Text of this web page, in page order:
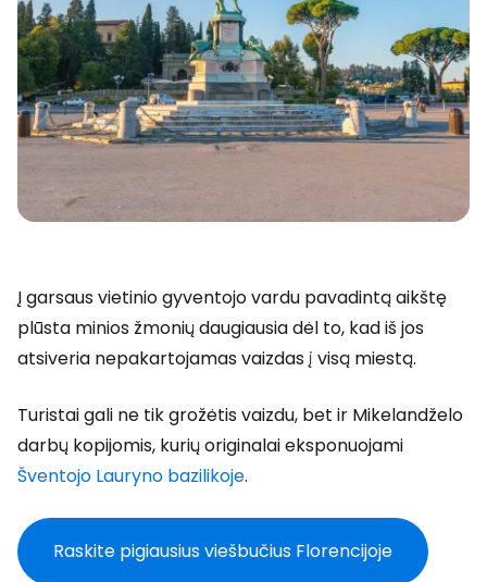
Į garsaus vietinio gyventojo vardu pavadintą aikštę
plūsta minios žmonių daugiausia dėl to, kad iš jos
atsiveria nepakartojamas vaizdas į visą miestą.
Turistai gali ne tik grožėtis vaizdu, bet ir Mikelandželo
darbų kopijomis, kurių originalai eksponuojami
Šventojo Lauryno bazilikoje.
Raskite pigiausius viešbučius Florencijoje